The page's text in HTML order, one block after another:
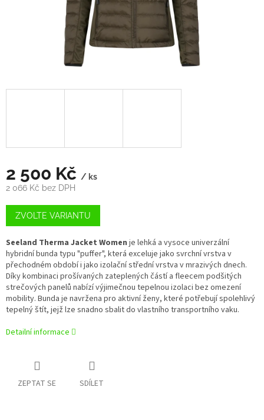
2 500 Kč / ks
2 066 Kč bez DPH
Měrná
cena:
ZVOLTE VARIANTU
Seeland Therma Jacket Women je lehká a vysoce univerzální
hybridní bunda typu "puffer", která exceluje jako svrchní vrstva v
přechodném období i jako izolační střední vrstva v mrazivých dnech.
Díky kombinaci prošívaných zateplených částí a fleecem podšitých
strečových panelů nabízí výjimečnou tepelnou izolaci bez omezení
mobility. Bunda je navržena pro aktivní ženy, které potřebují spolehlivý
tepelný štít, jejž lze snadno sbalit do vlastního transportního vaku.
Detailní informace
ZEPTAT SE SDÍLET